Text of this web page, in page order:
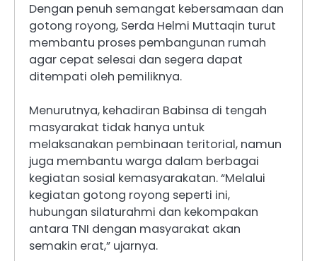
Dengan penuh semangat kebersamaan dan
gotong royong, Serda Helmi Muttaqin turut
membantu proses pembangunan rumah
agar cepat selesai dan segera dapat
ditempati oleh pemiliknya.
Menurutnya, kehadiran Babinsa di tengah
masyarakat tidak hanya untuk
melaksanakan pembinaan teritorial, namun
juga membantu warga dalam berbagai
kegiatan sosial kemasyarakatan. “Melalui
kegiatan gotong royong seperti ini,
hubungan silaturahmi dan kekompakan
antara TNI dengan masyarakat akan
semakin erat,” ujarnya.